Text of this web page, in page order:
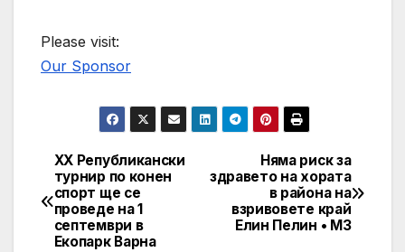
Please visit:
Our Sponsor
Post
navigation
Няма риск за
здравето на хората
в района на
взривовете край
Елин Пелин • МЗ
XX Републикански
турнир по конен
спорт ще се
проведе на 1
септември в
Екопарк Варна